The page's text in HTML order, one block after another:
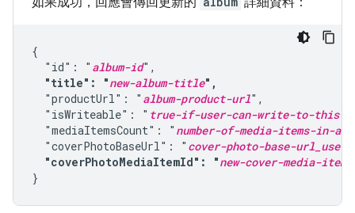
{
  "id": "
album-id",
"title": "new-album-title",
  "productUrl": "
album-product-url",
  "isWriteable": "
true-if-user-can-write-to-this-
  "mediaItemsCount": "
number-of-media-items-in-
  "coverPhotoBaseUrl": "
cover-photo-base-url_use-
"coverPhotoMediaItemId": "new-cover-media-
}